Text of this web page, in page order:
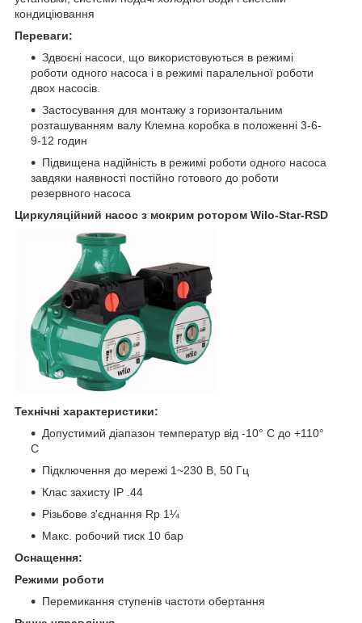
кондиціювання
Переваги:
Здвоєні насоси, що використовуються в режимі
роботи одного насоса і в режимі паралельної роботи
двох насосів.
Застосування для монтажу з горизонтальним
розташуванням валу Клемна коробка в положенні 3-6-
9-12 годин
Підвищена надійність в режимі роботи одного насоса
завдяки наявності постійно готового до роботи
резервного насоса
Циркуляційний насос з мокрим ротором Wilo-Star-RSD
Технічні характеристики:
Допустимий діапазон температур від -10° C до +110°
C
Підключення до мережі 1~230 В, 50 Гц
Клас захисту IP .44
Різьбове з'єднання Rp 1¼
Макс. робочий тиск 10 бар
Оснащення:
Режими роботи
Перемикання ступенів частоти обертання